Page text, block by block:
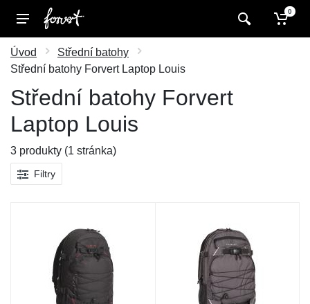
0
Úvod
Střední batohy
Střední batohy Forvert Laptop Louis
Střední batohy Forvert
Laptop Louis
3 produkty (1 stránka)
Filtry